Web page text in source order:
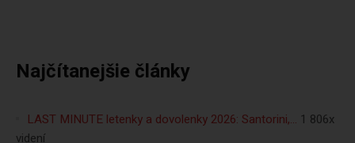
Najčítanejšie články
LAST MINUTE letenky a dovolenky 2026: Santorini,… 1 806x
videní